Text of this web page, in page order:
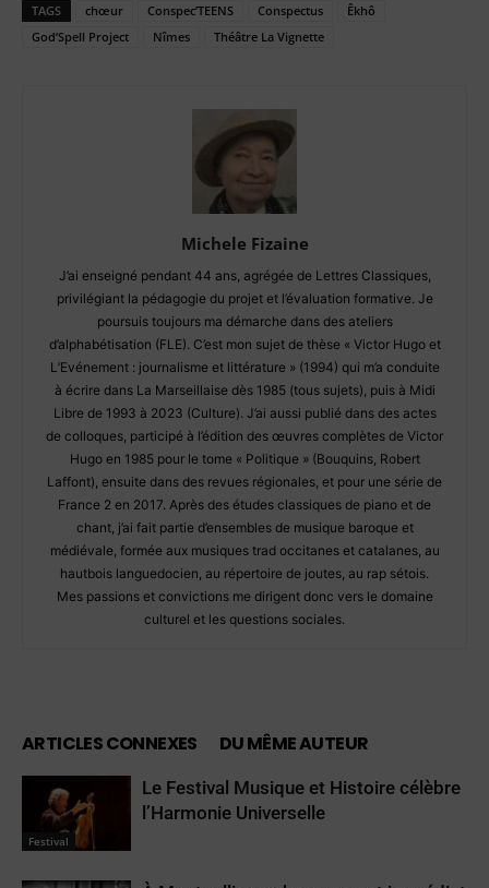
TAGS chœur Conspec’TEENS Conspectus
Êkhô
God’Spell Project
Nîmes Théâtre La Vignette
Michele Fizaine
J’ai enseigné pendant 44 ans, agrégée de Lettres Classiques,
privilégiant la pédagogie du projet et l’évaluation formative. Je
poursuis toujours ma démarche dans des ateliers
d’alphabétisation (FLE). C’est mon sujet de thèse « Victor Hugo et
L’Evénement : journalisme et littérature » (1994) qui m’a conduite
à écrire dans La Marseillaise dès 1985 (tous sujets), puis à Midi
Libre de 1993 à 2023 (Culture). J’ai aussi publié dans des actes
de colloques, participé à l’édition des œuvres complètes de Victor
Hugo en 1985 pour le tome « Politique » (Bouquins, Robert
Laffont), ensuite dans des revues régionales, et pour une série de
France 2 en 2017. Après des études classiques de piano et de
chant, j’ai fait partie d’ensembles de musique baroque et
médiévale, formée aux musiques trad occitanes et catalanes, au
hautbois languedocien, au répertoire de joutes, au rap sétois.
Mes passions et convictions me dirigent donc vers le domaine
culturel et les questions sociales.
ARTICLES CONNEXES DU MÊME AUTEUR
Festival
Le Festival Musique et Histoire célèbre
l’Harmonie Universelle